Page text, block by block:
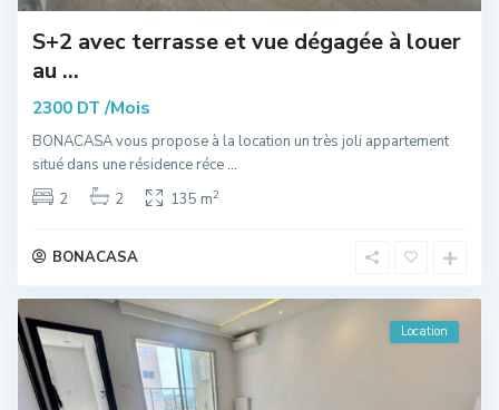
S+2 avec terrasse et vue dégagée à louer
au ...
2300 DT /Mois
BONACASA vous propose à la location un très joli appartement
situé dans une résidence réce...
2
2 135 m2
BONACASA
Location